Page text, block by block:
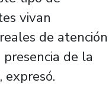
vivan
de atención
de la
expresó.